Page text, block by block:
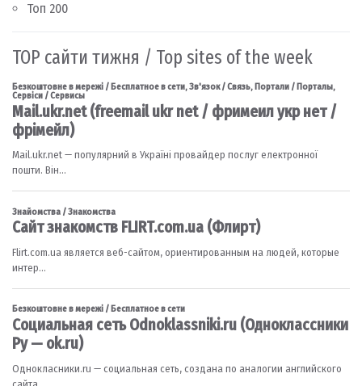
Топ 200
TOP сайти тижня / Top sites of the week